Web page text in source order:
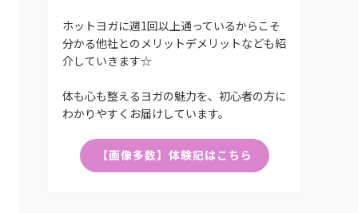
ホットヨガに週1回以上通っているからこそ
分かる他社とのメリットデメリットなども紹
介していきます☆
体も心も整えるヨガの魅力を、初心者の方に
わかりやすくお届けしています。
【画像多数】体験記はこちら